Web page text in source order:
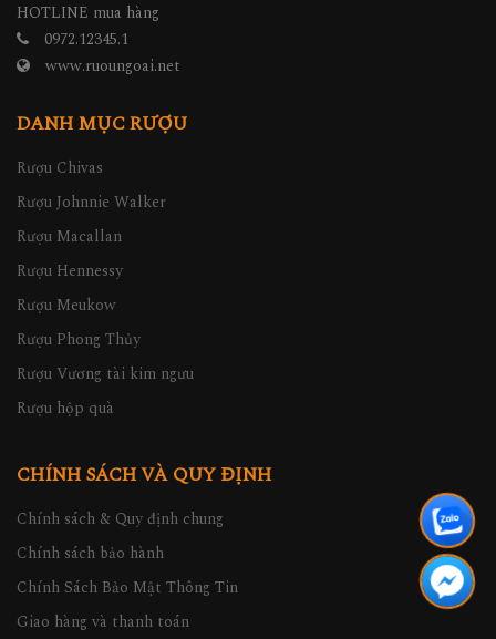
HOTLINE mua hàng
0972.12345.1
www.ruoungoai.net
DANH MỤC RƯỢU
Rượu Chivas
Rượu Johnnie Walker
Rượu Macallan
Rượu Hennessy
Rượu Meukow
Rượu Phong Thủy
Rượu Vương tài kim ngưu
Rượu hộp quà
CHÍNH SÁCH VÀ QUY ĐỊNH
Chính sách & Quy định chung
Chính sách bảo hành
Chính Sách Bảo Mật Thông Tin
Giao hàng và thanh toán